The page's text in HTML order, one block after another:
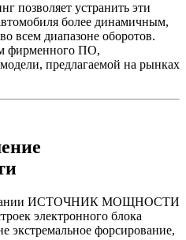
позволяет устранить эти
более динамичным,
всем диапазоне оборотов.
фирменного ПО,
предлагаемой на рынках
ИСТОЧНИК МОЩНОСТИ
электронного блока
экстремальное форсирование,